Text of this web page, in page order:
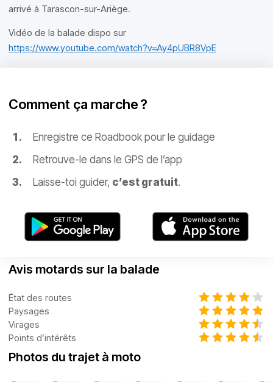
arrivé à Tarascon-sur-Ariège.
Vidéo de la balade dispo sur
https://www.youtube.com/watch?v=Ay4pUBR8VpE
Comment ça marche ?
Enregistre ce Roadbook pour le guidage
Retrouve-le dans le GPS de l’app
Laisse-toi guider, c’est gratuit.
Avis motards sur la balade
État des routes
Paysages
Virages
Points d’intérêts
Photos du trajet à moto